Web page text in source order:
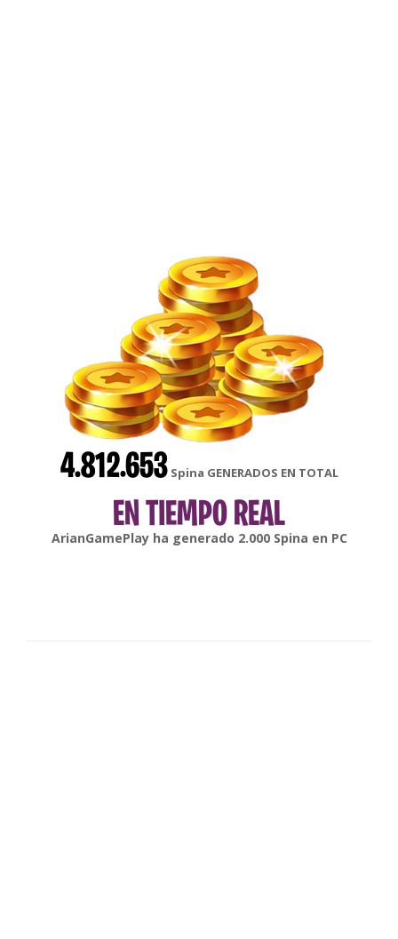
4.812.653 Spina GENERADOS EN TOTAL
EN TIEMPO REAL
gonsabellaha generado6.000Spina enAndroid